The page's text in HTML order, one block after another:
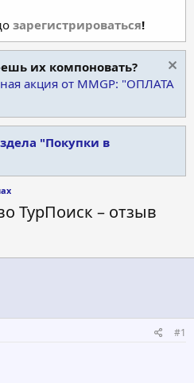
зарегистрироваться!
их компоновать?
акция от MMGP: "ОПЛАТА
"Покупки в
ТурПоиск – отзыв
#1